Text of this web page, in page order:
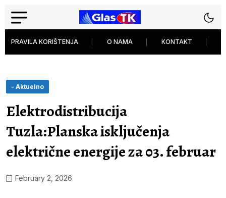
PRAVILA KORIŠTENJA O NAMA KONTAKT
- Aktuelno
Elektrodistribucija
Tuzla:Planska isključenja
električne energije za 03. februar
February 2, 2026